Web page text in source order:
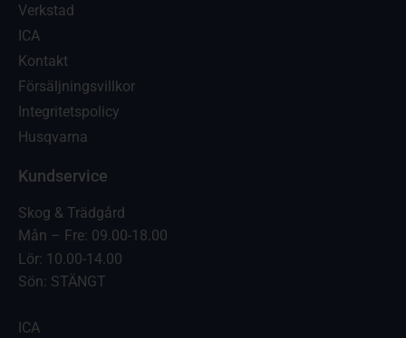
Verkstad
ICA
Kontakt
Försäljningsvillkor
Integritetspolicy
Husqvarna
Kundservice
Skog & Trädgård
Mån – Fre: 09.00-18.00
Lör: 10.00-14.00
Sön: STÄNGT
ICA